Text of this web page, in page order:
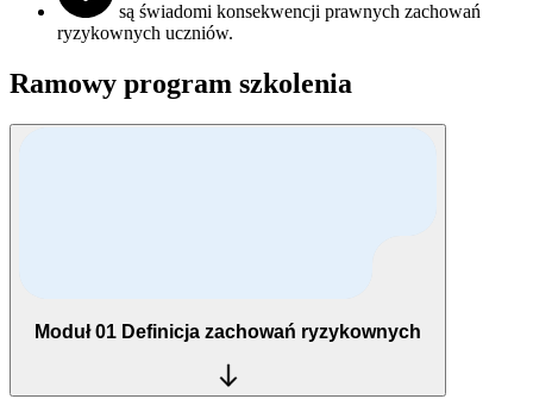
są świadomi konsekwencji prawnych zachowań
ryzykownych uczniów.
Ramowy program szkolenia
Moduł 01 Definicja zachowań ryzykownych